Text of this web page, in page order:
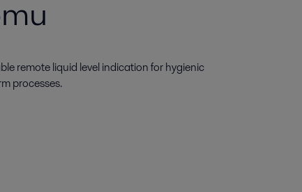
remote liquid level indication for hygienic
processes.